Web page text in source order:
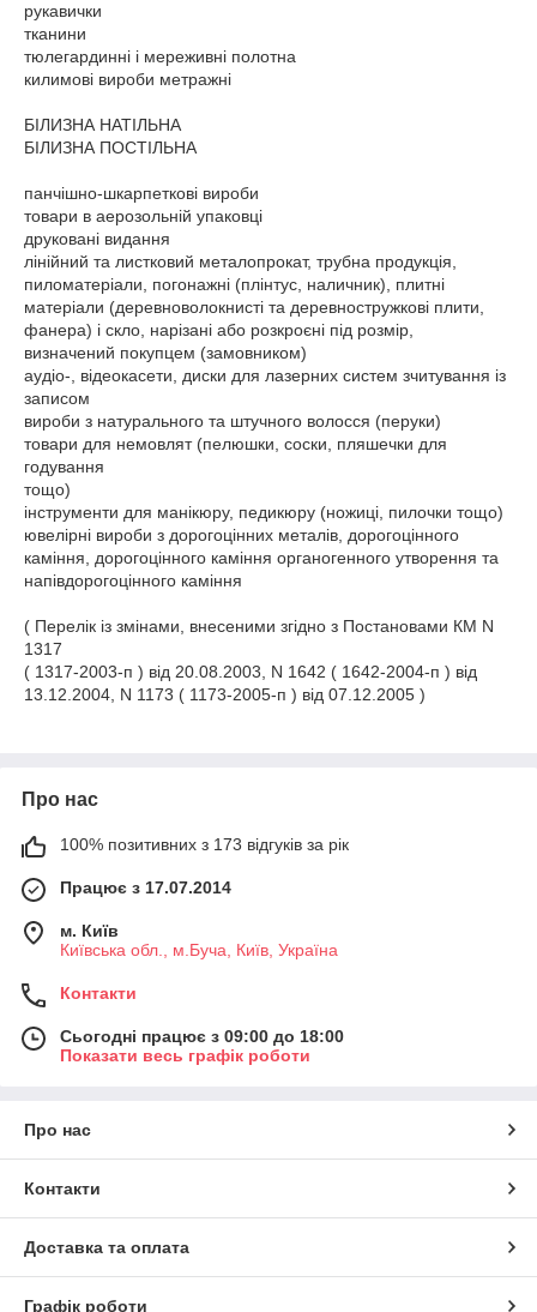
рукавички
тканини
тюлегардинні і мереживні полотна
килимові вироби метражні
БІЛИЗНА НАТІЛЬНА
БІЛИЗНА ПОСТІЛЬНА
панчішно-шкарпеткові вироби
товари в аерозольній упаковці
друковані видання
лінійний та листковий металопрокат, трубна продукція,
пиломатеріали, погонажні (плінтус, наличник), плитні
матеріали (деревноволокнисті та деревностружкові плити,
фанера) і скло, нарізані або розкроєні під розмір,
визначений покупцем (замовником)
аудіо-, відеокасети, диски для лазерних систем зчитування із
записом
вироби з натурального та штучного волосся (перуки)
товари для немовлят (пелюшки, соски, пляшечки для
годування
тощо)
інструменти для манікюру, педикюру (ножиці, пилочки тощо)
ювелірні вироби з дорогоцінних металів, дорогоцінного
каміння, дорогоцінного каміння органогенного утворення та
напівдорогоцінного каміння
( Перелік із змінами, внесеними згідно з Постановами КМ N
1317
( 1317-2003-п ) від 20.08.2003, N 1642 ( 1642-2004-п ) від
13.12.2004, N 1173 ( 1173-2005-п ) від 07.12.2005 )
Про нас
100% позитивних з 173 відгуків за рік
Працює з 17.07.2014
м. Київ
Київська обл., м.Буча, Київ, Україна
Контакти
Сьогодні працює з 09:00 до 18:00
Показати весь графік роботи
Про нас
Контакти
Доставка та оплата
Графік роботи